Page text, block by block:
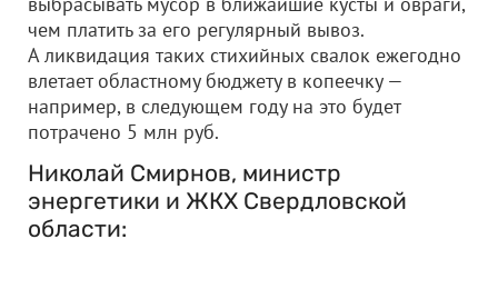
чем платить за его регулярный вывоз.
А ликвидация таких стихийных свалок ежегодно
влетает областному бюджету в копеечку —
например, в следующем году на это будет
потрачено 5 млн руб.
Николай Смирнов, министр
энергетики и ЖКХ Свердловской
области: